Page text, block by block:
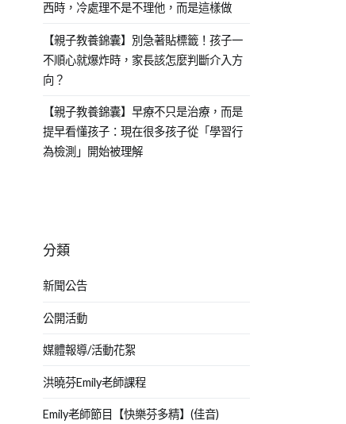
西時，冷處理不是不理他，而是這樣做
【親子教養錦囊】別急著貼標籤！孩子一
不順心就爆炸時，家長該怎麼判斷介入方
向？
【親子教養錦囊】早療不只是治療，而是
提早看懂孩子：現在很多孩子從「學習行
為檢測」開始被理解
分類
新聞公告
公開活動
媒體報導/活動花絮
洪曉芬Emily老師課程
Emily老師節目【快樂芬多精】(佳音)